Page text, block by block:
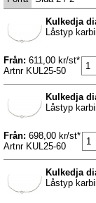
Kulkedja
Låstyp
Från: 611,00 kr/st*
Artnr KUL25-50
Kulkedja
Låstyp
Från: 698,00 kr/st*
Artnr KUL25-60
Kulkedja
Låstyp